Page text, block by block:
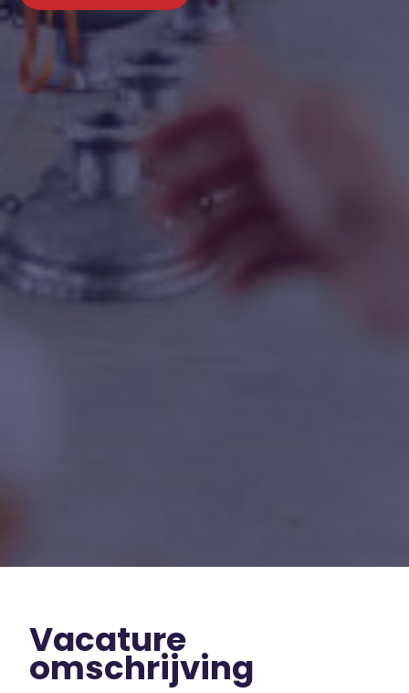
Vacature
omschrijving